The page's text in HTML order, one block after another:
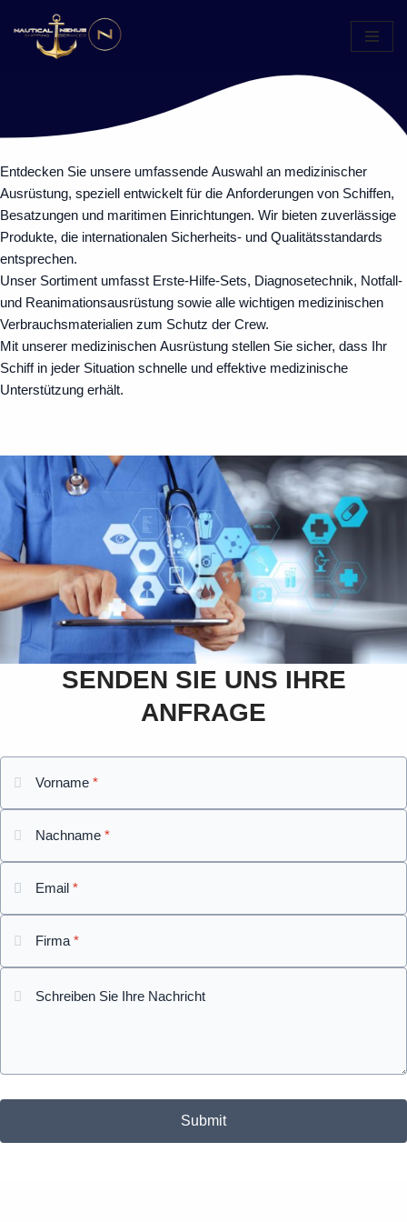
Zum
Entdecken Sie unsere umfassende Auswahl an medizinischer
Ausrüstung, speziell entwickelt für die Anforderungen von Schiffen,
Besatzungen und maritimen Einrichtungen. Wir bieten zuverlässige
Produkte, die internationalen Sicherheits- und Qualitätsstandards
entsprechen.
Unser Sortiment umfasst Erste-Hilfe-Sets, Diagnosetechnik, Notfall-
und Reanimationsausrüstung sowie alle wichtigen medizinischen
Verbrauchsmaterialien zum Schutz der Crew.
Mit unserer medizinischen Ausrüstung stellen Sie sicher, dass Ihr
Schiff in jeder Situation schnelle und effektive medizinische
Unterstützung erhält.
SENDEN SIE UNS IHRE
ANFRAGE
Vorname *
Nachname *
Email *
Firma *
Schreiben Sie Ihre Nachricht
Submit